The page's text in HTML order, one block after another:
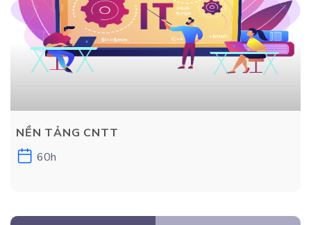
NỀN TẢNG CNTT
60h